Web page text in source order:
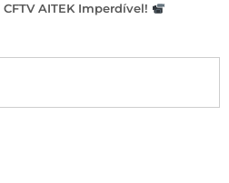
AITEK Imperdível!